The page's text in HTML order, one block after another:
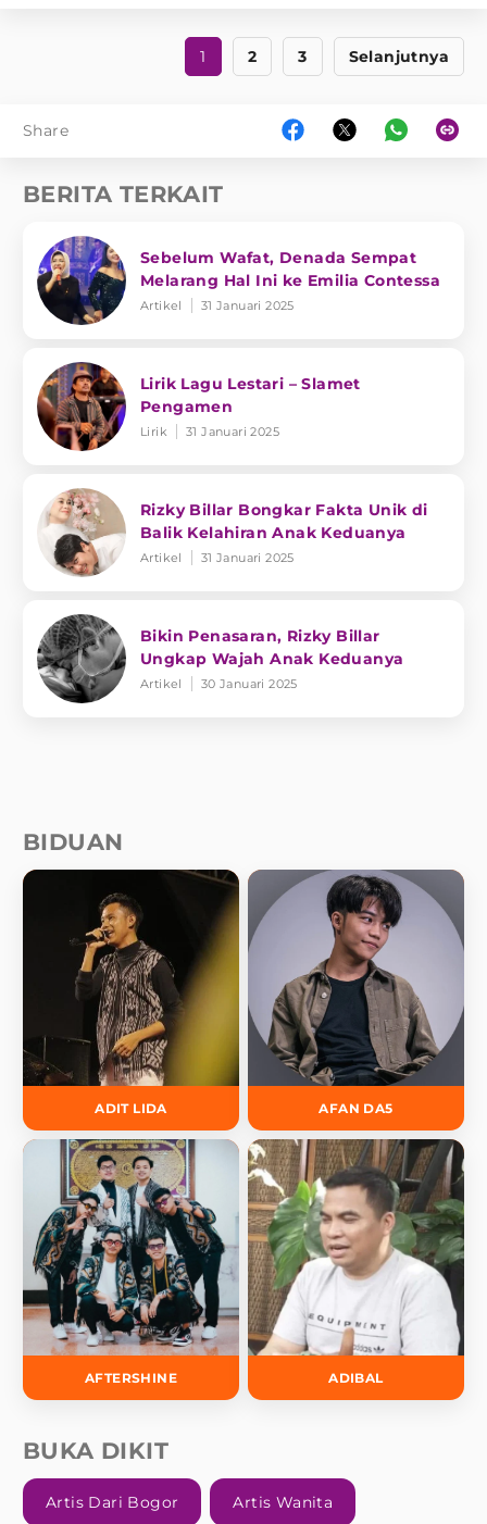
1 2 3 Selanjutnya
Share
BERITA TERKAIT
Sebelum Wafat, Denada Sempat
Melarang Hal Ini ke Emilia Contessa
Artikel 31 Januari 2025
Lirik Lagu Lestari – Slamet
Pengamen
Lirik 31 Januari 2025
Rizky Billar Bongkar Fakta Unik di
Balik Kelahiran Anak Keduanya
Artikel 31 Januari 2025
Bikin Penasaran, Rizky Billar
Ungkap Wajah Anak Keduanya
Artikel 30 Januari 2025
BIDUAN
ADIT LIDA AFAN DA5
AFTERSHINE ADIBAL
BUKA DIKIT
Artis Dari Bogor Artis Wanita